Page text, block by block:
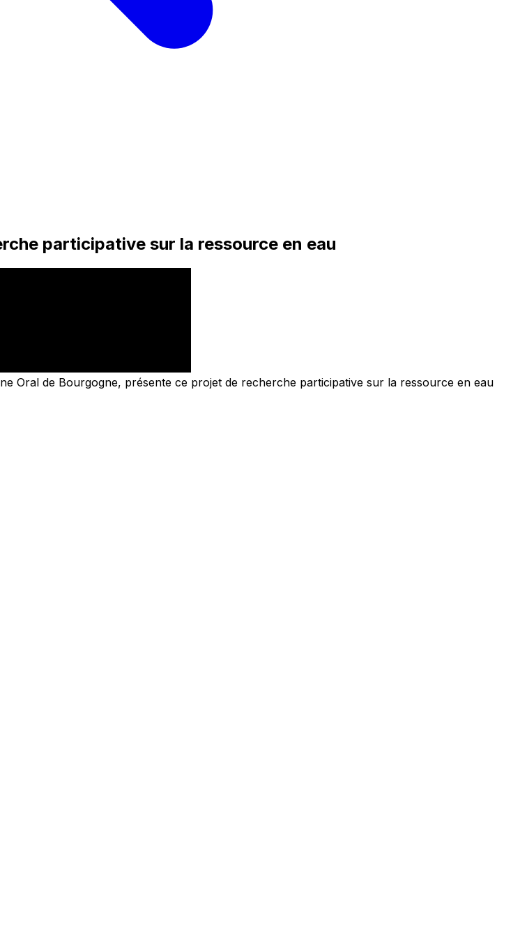
participative sur la ressource en eau
Oral de Bourgogne, présente ce projet de recherche participative sur la ressource en eau